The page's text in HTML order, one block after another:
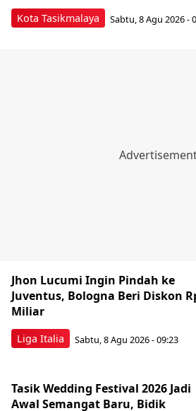
Kota Tasikmalaya Sabtu, 8 Agu 2026 -
Liga Italia
Jhon Lucumi Ingin Pindah ke
Juventus, Bologna Beri Diskon
Miliar
Sabtu, 8 Agu 2026 - 09:23
Tasik Wedding Festival 2026 Jadi
Awal Semangat Baru, Bidik